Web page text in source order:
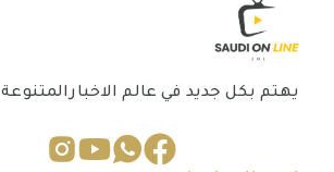
يهتم بكل جديد في عالم الاخبارالمتنوعة